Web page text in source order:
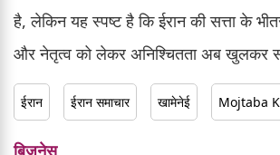
है, लेकिन यह स्पष्ट है कि ईरान की सत्ता के
और नेतृत्व को लेकर अनिश्चितता अब खुलकर
ईरान ईरान समाचार खामेनेई Mojtaba
बिजनेस